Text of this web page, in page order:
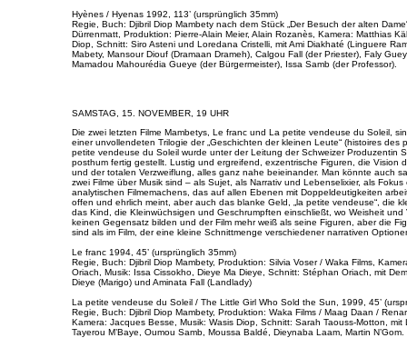
Hyènes / Hyenas 1992, 113’ (ursprünglich 35mm)
Regie, Buch: Djibril Diop Mambety nach dem Stück „Der Besuch der alten
Dürrenmatt, Produktion: Pierre-Alain Meier, Alain Rozanès, Kamera: Matthias
Diop, Schnitt: Siro Asteni und Loredana Cristelli, mit Ami Diakhaté (Linguere
Mabety, Mansour Diouf (Dramaan Drameh), Calgou Fall (der Priester), Faly
Mamadou Mahourédia Gueye (der Bürgermeister), Issa Samb (der Professor).
SAMSTAG, 15. NOVEMBER, 19 UHR
Die zwei letzten Filme Mambetys, Le franc und La petite vendeuse du Soleil,
einer unvollendeten Trilogie der „Geschichten der kleinen Leute“ (histoires des
petite vendeuse du Soleil wurde unter der Leitung der Schweizer Produzentin
posthum fertig gestellt. Lustig und ergreifend, exzentrische Figuren, die Vision
und der totalen Verzweiflung, alles ganz nahe beieinander. Man könnte auch
zwei Filme über Musik sind – als Sujet, als Narrativ und Lebenselixier, als Fokus
analytischen Filmemachens, das auf allen Ebenen mit Doppeldeutigkeiten
offen und ehrlich meint, aber auch das blanke Geld, „la petite vendeuse“, die
das Kind, die Kleinwüchsigen und Geschrumpften einschließt, wo Weisheit und
keinen Gegensatz bilden und der Film mehr weiß als seine Figuren, aber die
sind als im Film, der eine kleine Schnittmenge verschiedener narrativen
Le franc 1994, 45’ (ursprünglich 35mm)
Regie, Buch: Djibril Diop Mambety, Produktion: Silvia Voser / Waka Films,
Oriach, Musik: Issa Cissokho, Dieye Ma Dieye, Schnitt: Stéphan Oriach, mit
Dieye (Marigo) und Aminata Fall (Landlady)
La petite vendeuse du Soleil / The Little Girl Who Sold the Sun, 1999, 45’
Regie, Buch: Djibril Diop Mambety, Produktion: Waka Films / Maag Daan /
Kamera: Jacques Besse, Musik: Wasis Diop, Schnitt: Sarah Taouss-Motton, mit
Tayerou M’Baye, Oumou Samb, Moussa Baldé, Dieynaba Laam, Martin N’Gom.